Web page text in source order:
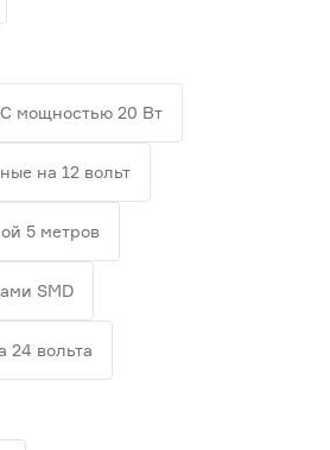
С мощностью 20 Вт
на 12 вольт
5 метров
SMD
24 вольта